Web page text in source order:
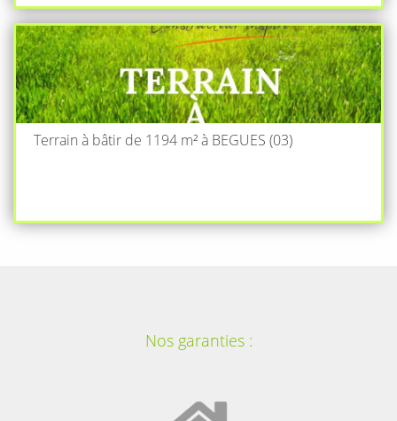
Terrain à bâtir de 1194 m² à BEGUES (03)
Nos garanties :